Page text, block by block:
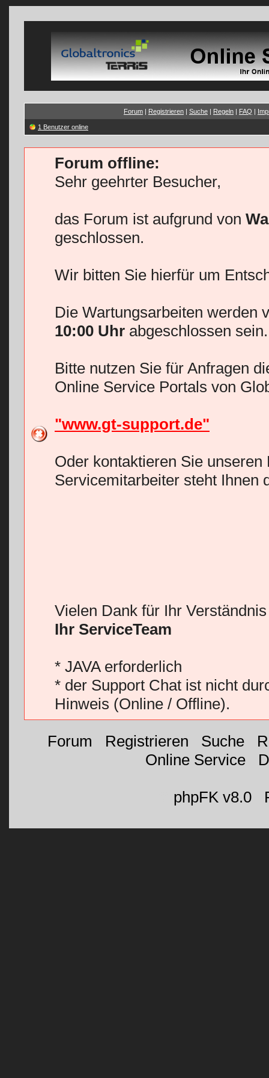
Forum | Registrieren | Suche | Regeln | FAQ |
1 Benutzer online
Forum offline:
Sehr geehrter Besucher,
das Forum ist aufgrund von
geschlossen.
Wir bitten Sie hierfür um
Die Wartungsarbeiten werden
10:00 Uhr abgeschlossen sein.
Bitte nutzen Sie für Anfragen
Online Service Portals von
"www.gt-support.de"
Oder kontaktieren Sie
Servicemitarbeiter steht Ihnen
Vielen Dank für Ihr
Ihr ServiceTeam
* JAVA erforderlich
* der Support Chat ist nicht
Hinweis (Online / Offline).
Forum Registrieren Suche|
Online Service|
phpFK v8.0